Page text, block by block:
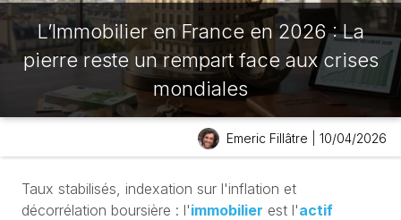
L’Immobilier en France en 2026 : La
pierre reste un rempart face aux crises
mondiales
Emeric Fillâtre 10/04/2026
Taux stabilisés, indexation sur l'inflation et
décorrélation boursière : l'immobilier est l'actif